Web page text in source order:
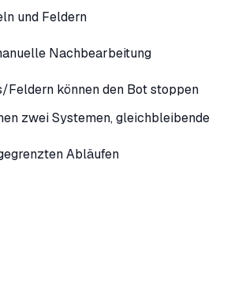
und Feldern
Nachbearbeitung
können den Bot stoppen
zwei Systemen, gleichbleibende
Abläufen